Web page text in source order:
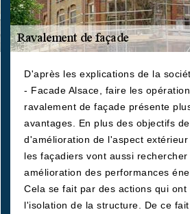
D'après les explications de la
- Facade Alsace, faire les
ravalement de façade présente
avantages. En plus des objectifs
d'amélioration de l'aspect extérieur
les façadiers vont aussi rechercher
amélioration des performances
Cela se fait par des actions qui ont
l'isolation de la structure. De ce